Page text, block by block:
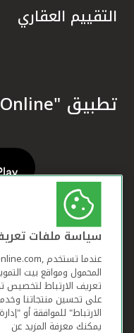
التقييم العقاري
تطبيق "KFHOnline" للهواتف الذكية
سياسة ملفات
المحمول ومواقع بيت
تعريف الارتباط لتخصيص
على تحسين منتجاتنا
الارتباط" للموافقة أو
يمكنك معرفة المزيد عن